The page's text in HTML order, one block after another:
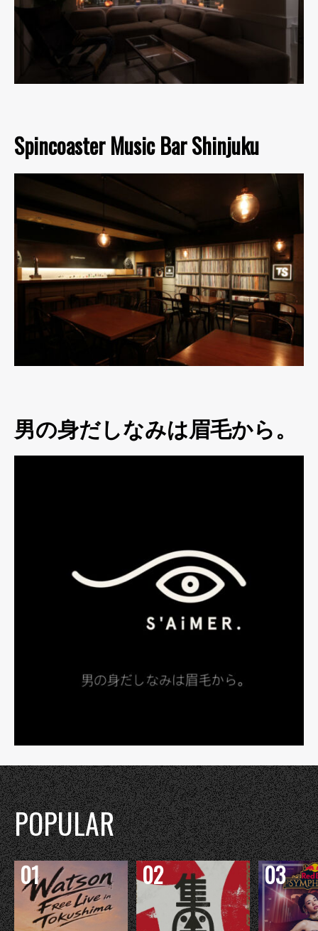
Spincoaster Music Bar Shinjuku
男の身だしなみは眉毛から。
POPULAR